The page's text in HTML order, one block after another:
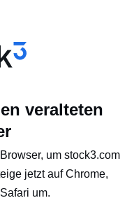
veralteten
um stock3.com
jetzt auf Chrome,
um.